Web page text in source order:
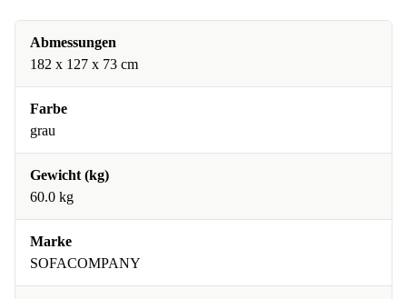
Abmessungen
182 x 127 x 73 cm
Farbe
grau
Gewicht (kg)
60.0 kg
Marke
SOFACOMPANY